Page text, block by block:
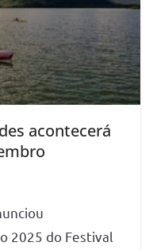
acontecerá
2025 do Festival